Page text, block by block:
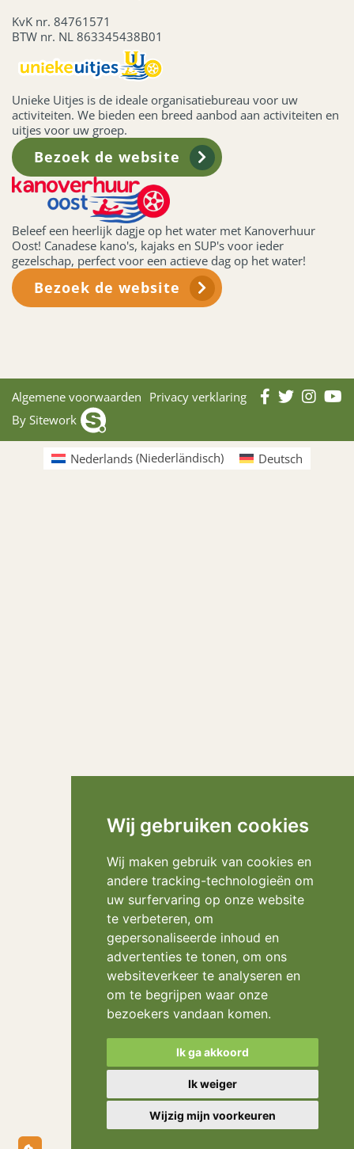
Wij gebruiken cookies
Wij maken gebruik van cookies en
andere tracking-technologieën om
uw surfervaring op onze website
te verbeteren, om
gepersonaliseerde inhoud en
advertenties te tonen, om ons
websiteverkeer te analyseren en
om te begrijpen waar onze
bezoekers vandaan komen.
Ik ga akkoord
Ik weiger
Wijzig mijn voorkeuren
KvK nr. 84761571
BTW nr. NL 863345438B01
Unieke Uitjes is de ideale organisatiebureau voor uw
activiteiten. We bieden een breed aanbod aan activiteiten en
uitjes voor uw groep.
Bezoek de website
Beleef een heerlijk dagje op het water met Kanoverhuur
Oost! Canadese kano's, kajaks en SUP's voor ieder
gezelschap, perfect voor een actieve dag op het water!
Bezoek de website
Algemene voorwaarden Privacy verklaring
By Sitework
Nederlands (Niederländisch) Deutsch